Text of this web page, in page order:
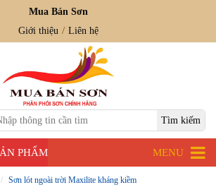
Mua Bán Sơn
Giới thiệu
Liên hệ
PHẨM MENU
Sơn lót ngoài trời Maxilite kháng kiềm